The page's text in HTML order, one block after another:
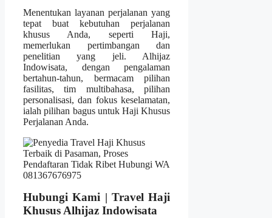
Menentukan layanan perjalanan yang
tepat buat kebutuhan perjalanan
khusus Anda, seperti Haji,
memerlukan pertimbangan dan
penelitian yang jeli. Alhijaz
Indowisata, dengan pengalaman
bertahun-tahun, bermacam pilihan
fasilitas, tim multibahasa, pilihan
personalisasi, dan fokus keselamatan,
ialah pilihan bagus untuk Haji Khusus
Perjalanan Anda.
Hubungi Kami | Travel Haji
Khusus Alhijaz Indowisata